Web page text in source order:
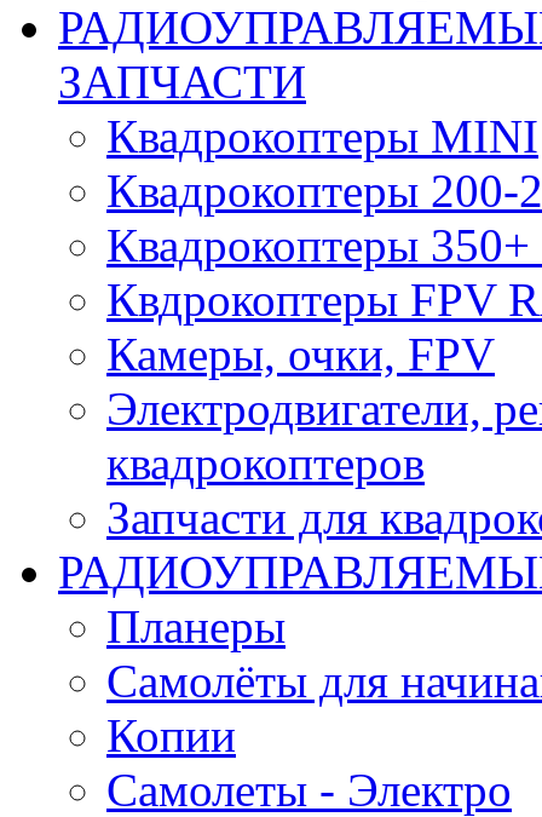
ЗАПЧАСТИ
Квадрокоптеры MINI
Квадрокоптеры 200-
Квадрокоптеры 350+
Квдрокоптеры FPV
Камеры, очки, FPV
Электродвигатели,
квадрокоптеров
Запчасти для
Планеры
Самолёты для
Копии
Самолеты - Электро